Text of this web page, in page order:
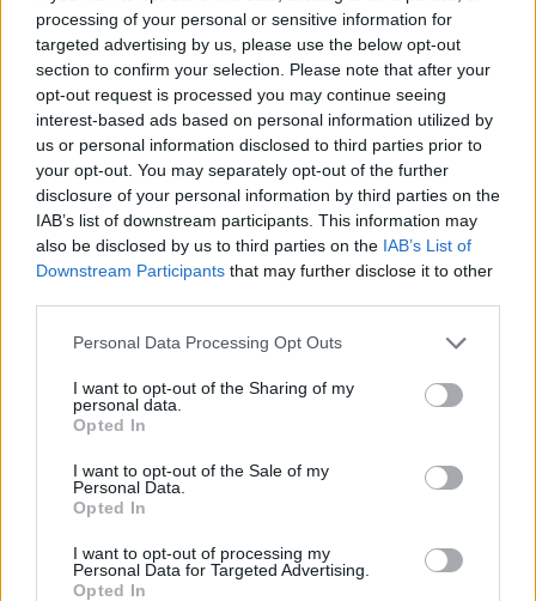
processing of your personal or sensitive information for
targeted advertising by us, please use the below opt-out
section to confirm your selection. Please note that after your
opt-out request is processed you may continue seeing
interest-based ads based on personal information utilized by
us or personal information disclosed to third parties prior to
your opt-out. You may separately opt-out of the further
disclosure of your personal information by third parties on the
IAB’s list of downstream participants. This information may
also be disclosed by us to third parties on the IAB’s List of
Downstream Participants that may further disclose it to other
Personal Data Processing Opt Outs
I want to opt-out of the Sharing of my
personal data.
Opted In
I want to opt-out of the Sale of my
Personal Data.
Opted In
I want to opt-out of processing my
Personal Data for Targeted Advertising.
Opted In
Deseu el meu nom, el correu electrònic i el lloc web en
aquest navegador per a la propera vegada que comenti.
ÚLTIMES NOTÍCIES
Amposta recupera les Cases del Castell
vincula patrimoni, turisme i
Els vestits de paper guanyen força
31 de juliol de 2026